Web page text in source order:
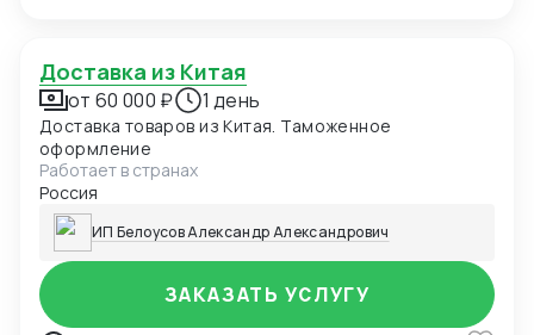
Доставка из Китая
от 60 000 ₽ 1 день
Доставка товаров из Китая. Таможенное
оформление
Работает в странах
Россия
ИП Белоусов Александр Александрович
ЗАКАЗАТЬ УСЛУГУ